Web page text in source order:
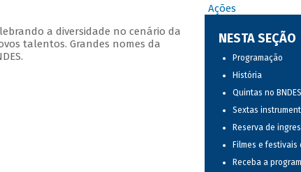
a diversidade no cenário da
talentos. Grandes nomes da
Ações
NESTA SEÇÃO
Programação
História
Quintas no BNDES
Sextas
Reserva de
Filmes e festivais
Receba a